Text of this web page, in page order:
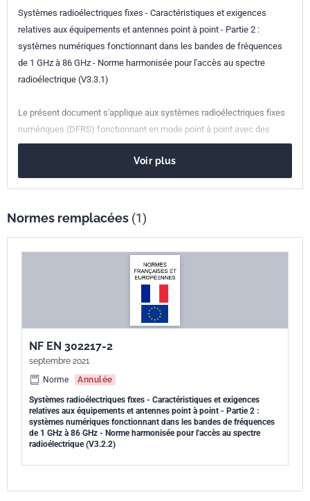
Numéro de tirage 1
Parenté
européenne
EN 302217-2:2021
Systèmes radioélectriques fixes - Caractéristiques et exigences
relatives aux équipements et antennes point à point - Partie 2 :
systèmes numériques fonctionnant dans les bandes de fréquences
de 1 GHz à 86 GHz - Norme harmonisée pour l'accès au spectre
radioélectrique (V3.3.1)
Le présent document s'applique aux systèmes radioélectriques fixes
numériques (DFRS) fonctionnant en mode point à point avec des
antennes intégrées et externes dans la plage de fréquences de 1 GHz
à 86 GHz correspondant aux bandes de fréquences appropriées de 1,4
GHz à 86 GHz décrites dans l'ETSI EN 302 217-2 [18], Annexes B à J.
Voir plus
Normes remplacées (1)
NF EN 302217-2
septembre 2021
Norme
Annulée
Systèmes radioélectriques fixes - Caractéristiques et exigences
relatives aux équipements et antennes point à point - Partie 2 :
systèmes numériques fonctionnant dans les bandes de fréquences
de 1 GHz à 86 GHz - Norme harmonisée pour l'accès au spectre
radioélectrique (V3.2.2)